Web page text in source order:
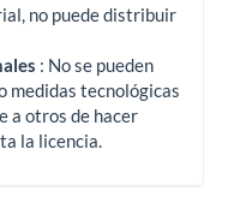
no puede distribuir
: No se pueden
medidas tecnológicas
a otros de hacer
la licencia.